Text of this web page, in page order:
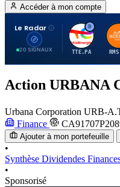
Accéder à mon compte
Le Radar
20 SIGNAUX
T
TTE.PA
Action URBANA
Urbana Corporation URB-
Finance
Ajouter à mon portefeuille
•
Synthèse Dividendes
•
Sponsorisé